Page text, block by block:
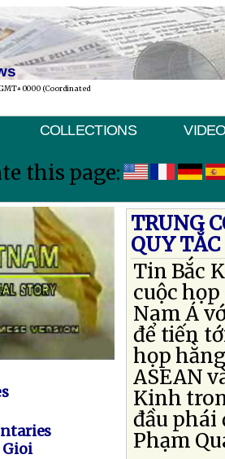
GMT+0000 (Coordinated
COLLECTIONS
this page:
Gioi
TRUNG
QUY
Tin Bắc
cuộc
Nam Á
để tiến
họp
ASEAN
Kinh
đầu phái
Phạm